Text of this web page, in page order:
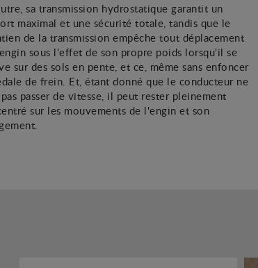
sa transmission hydrostatique garantit un
maximal et une sécurité totale, tandis que le
de la transmission empêche tout déplacement
sous l'effet de son propre poids lorsqu'il se
sur des sols en pente, et ce, même sans enfoncer
de frein. Et, étant donné que le conducteur ne
passer de vitesse, il peut rester pleinement
sur les mouvements de l'engin et son